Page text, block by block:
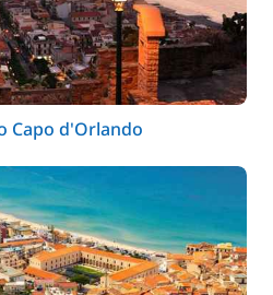
Capo d'Orlando